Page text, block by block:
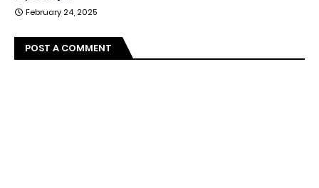
February 24, 2025
POST A COMMENT